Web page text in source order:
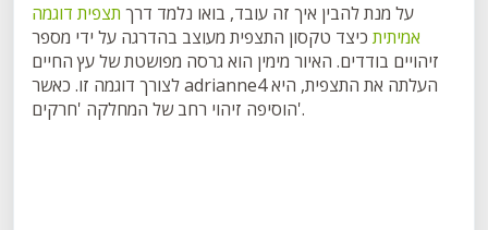
על מנת להבין איך זה עובד, בואו נלמד דרך תצפית דוגמה
אמיתית כיצד טקסון התצפית מעוצב בהדרגה על ידי מספר
זיהויים בודדים. האיור מימין הוא גרסה מפושטת של עץ החיים
לצורך דוגמה זו. כאשר adrianne4 העלתה את התצפית, היא
הוסיפה זיהוי רחב של המחלקה 'חרקים'.